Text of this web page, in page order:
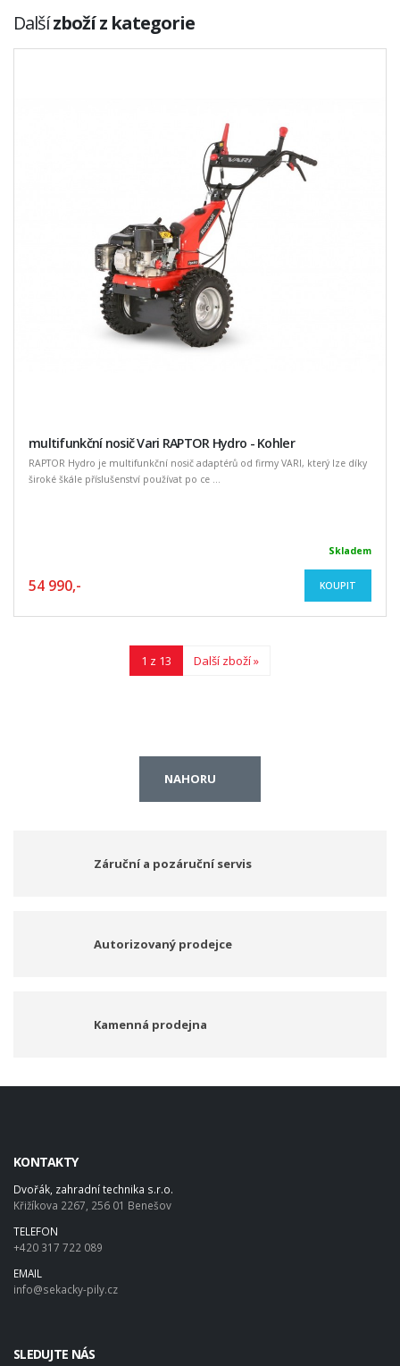
Dalšízboží z kategorie
multifunkční nosič Vari RAPTOR Hydro - Kohler
RAPTOR Hydro je multifunkční nosič adaptérů od firmy VARI, který lze díky
široké škále příslušenství používat po ce ...
Skladem
54 990,- KOUPIT
1 z 13 Další zboží »
NAHORU
Záruční a pozáruční servis
Autorizovaný prodejce
Kamenná prodejna
KONTAKTY
Dvořák, zahradní technika s.r.o.
Křižíkova 2267, 256 01 Benešov
TELEFON
+420 317 722 089
EMAIL
info@sekacky-pily.cz
SLEDUJTE NÁS